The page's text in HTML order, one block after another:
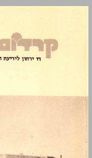
ירושלים בניינים בעיר החדשה ... 0